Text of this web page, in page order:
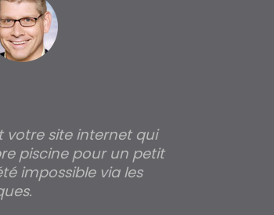
votre site internet qui
piscine pour un petit
impossible via les